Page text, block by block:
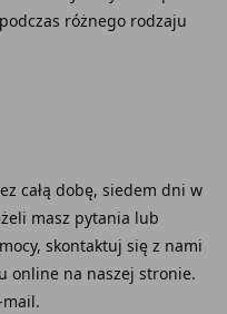
różnego rodzaju
całą dobę, siedem dni w
masz pytania lub
skontaktuj się z nami
online na naszej stronie.